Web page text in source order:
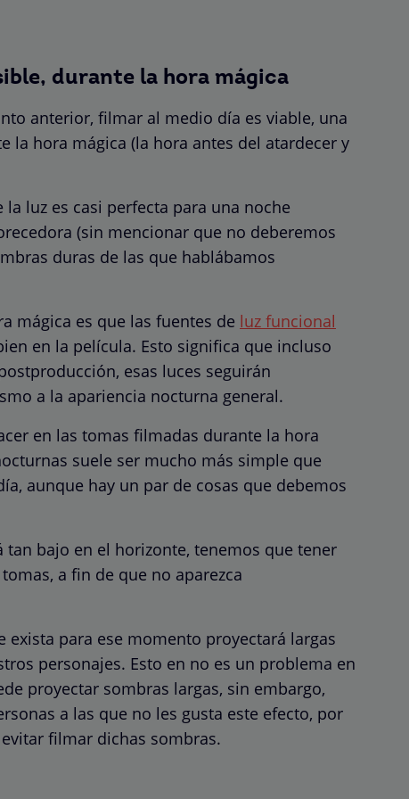
durante la hora mágica
anterior, filmar al medio día es viable, una
la hora mágica (la hora antes del atardecer y
luz es casi perfecta para una noche
(sin mencionar que no deberemos
duras de las que hablábamos
mágica es que las fuentes de luz funcional
en la película. Esto significa que incluso
esas luces seguirán
a la apariencia nocturna general.
en las tomas filmadas durante la hora
suele ser mucho más simple que
aunque hay un par de cosas que debemos
bajo en el horizonte, tenemos que tener
a fin de que no aparezca
exista para ese momento proyectará largas
personajes. Esto en no es un problema en
proyectar sombras largas, sin embargo,
a las que no les gusta este efecto, por
filmar dichas sombras.